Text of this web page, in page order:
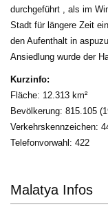
durchgeführt , als im
Stadt für längere Zeit
den Aufenthalt in
Ansiedlung wurde der
Kurzinfo:
Fläche: 12.313 km²
Bevölkerung: 815.105
Verkehrskennzeichen:
Telefonvorwahl: 422
Malatya Infos